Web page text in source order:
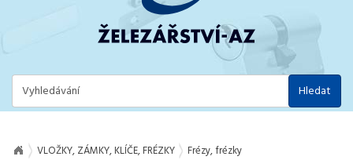
Hledat
VLOŽKY, ZÁMKY, KLÍČE, FRÉZKY Frézy, frézky